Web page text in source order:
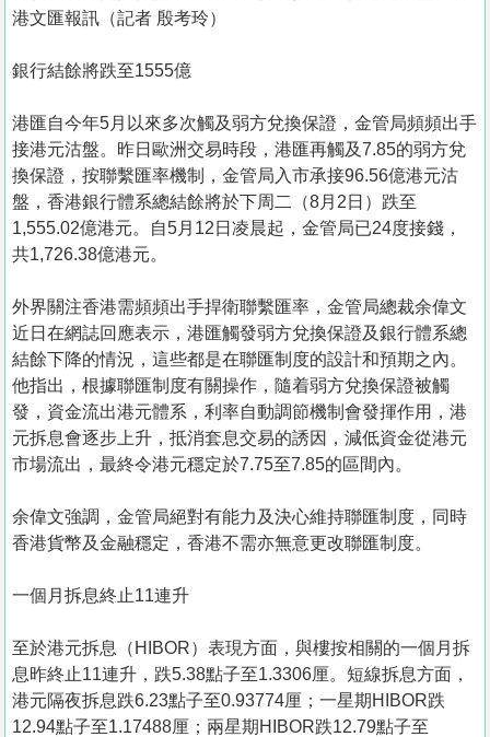
關
我
們
港文匯報訊（記者 殷考玲）
銀行結餘將跌至1555億
港匯自今年5月以來多次觸及弱方兌換保證，金管局頻頻出手
接港元沽盤。昨日歐洲交易時段，港匯再觸及7.85的弱方兌
換保證，按聯繫匯率機制，金管局入市承接96.56億港元沽
盤，香港銀行體系總結餘將於下周二（8月2日）跌至
1,555.02億港元。自5月12日凌晨起，金管局已24度接錢，
共1,726.38億港元。
外界關注香港需頻頻出手捍衛聯繫匯率，金管局總裁余偉文
近日在網誌回應表示，港匯觸發弱方兌換保證及銀行體系總
結餘下降的情況，這些都是在聯匯制度的設計和預期之內。
他指出，根據聯匯制度有關操作，隨着弱方兌換保證被觸
發，資金流出港元體系，利率自動調節機制會發揮作用，港
元拆息會逐步上升，抵消套息交易的誘因，減低資金從港元
市場流出，最終令港元穩定於7.75至7.85的區間內。
余偉文強調，金管局絕對有能力及決心維持聯匯制度，同時
香港貨幣及金融穩定，香港不需亦無意更改聯匯制度。
一個月拆息終止11連升
至於港元拆息（HIBOR）表現方面，與樓按相關的一個月拆
息昨終止11連升，跌5.38點子至1.3306厘。短線拆息方面，
港元隔夜拆息跌6.23點子至0.93774厘；一星期HIBOR跌
12.94點子至1.17488厘；兩星期HIBOR跌12.79點子至